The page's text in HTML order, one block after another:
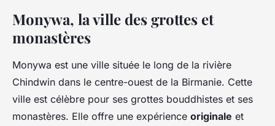
Monywa, la ville des grottes et
monastères
Monywa est une ville située le long de la rivière
Chindwin dans le centre-ouest de la Birmanie. Cette
ville est célèbre pour ses grottes bouddhistes et ses
monastères. Elle offre une expérience originale et